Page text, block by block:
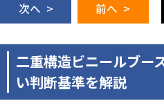
次へ > 前へ >
二重構造ビニールブー
い判断基準を解説